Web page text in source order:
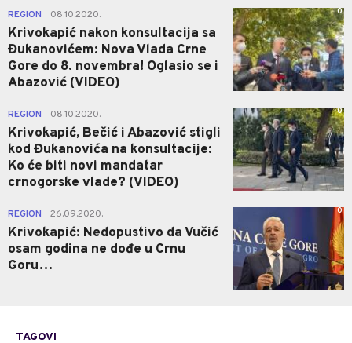
REGION 08.10.2020.
Krivokapić nakon konsultacija sa
Đukanovićem: Nova Vlada Crne
Gore do 8. novembra! Oglasio se i
Abazović (VIDEO)
0
REGION 08.10.2020.
Krivokapić, Bečić i Abazović stigli
kod Đukanovića na konsultacije:
Ko će biti novi mandatar
crnogorske vlade? (VIDEO)
0
REGION 26.09.2020.
Krivokapić: Nedopustivo da Vučić
osam godina ne dođe u Crnu
Goru…
0
TAGOVI